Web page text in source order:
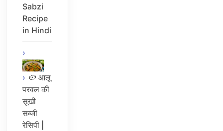
Sabzi
Recipe
in Hindi
🥔 आलू
परवल की
सूखी
सब्जी
रेसिपी |